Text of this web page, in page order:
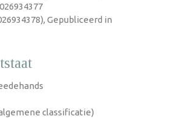
Gepubliceerd in
classificatie)